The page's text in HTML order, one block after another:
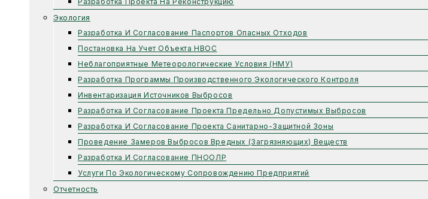
Экология
Разработка И Согласование Паспортов Опасных Отходов
Постановка На Учет Объекта НВОС
Неблагоприятные Метеорологические Условия (НМУ)
Разработка Программы Производственного Экологического Контроля
Инвентаризация Источников Выбросов
Разработка И Согласование Проекта Предельно Допустимых Выбросов
Разработка И Согласование Проекта Санитарно-Защитной Зоны
Проведение Замеров Выбросов Вредных (загрязняющих) Веществ
Разработка И Согласование ПНООЛР
Услуги По Экологическому Сопровождению Предприятий
Отчетность